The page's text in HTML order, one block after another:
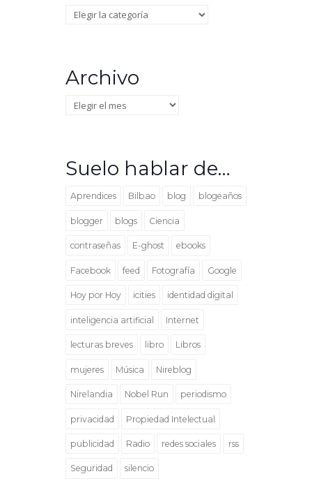
Categorías
Archivo
Archivo
Suelo hablar de…
Aprendices Bilbao blog blogeaños
blogger blogs Ciencia
contraseñas E-ghost ebooks
Facebook feed Fotografía Google
Hoy por Hoy icities identidad digital
inteligencia artificial Internet
lecturas breves libro Libros
mujeres Música Nireblog
Nirelandia Nobel Run periodismo
privacidad Propiedad Intelectual
publicidad Radio redes sociales rss
Seguridad silencio